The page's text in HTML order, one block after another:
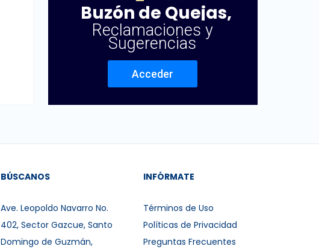
Buzón de Quejas,
Reclamaciones y
Sugerencias
Acceder
BÚSCANOS
Ave. Leopoldo Navarro No.
402, Sector Gazcue, Santo
Domingo de Guzmán,
INFÓRMATE
Términos de Uso
Políticas de Privacidad
Preguntas Frecuentes